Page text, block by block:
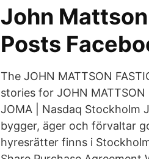
John
Posts
The JOHN MATTSON
stories for JOHN MATTSON
JOMA | Nasdaq Stockholm
bygger, äger och förvaltar
hyresrätter finns i